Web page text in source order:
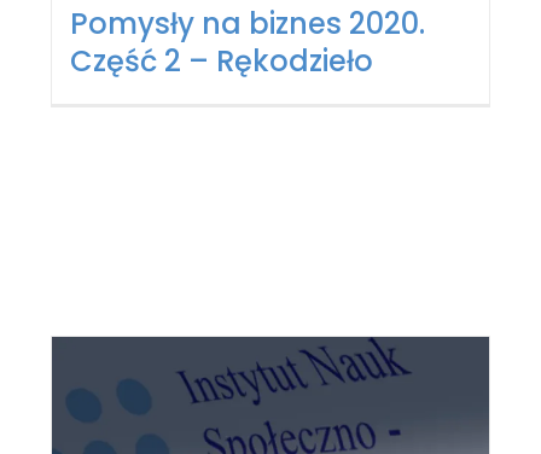
Pomysły na biznes 2020.
Część 2 – Rękodzieło